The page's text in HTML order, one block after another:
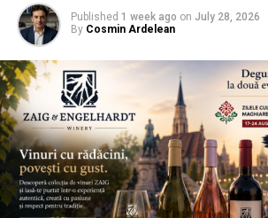
Published 1 week ago on July 28, 2026
By Cosmin Ardelean